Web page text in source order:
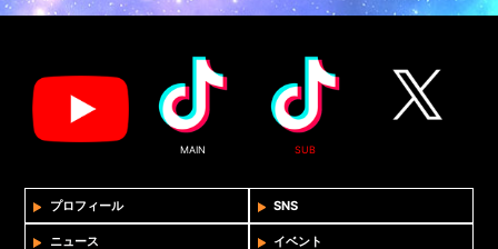
MAIN SUB
プロフィール SNS
ニュース イベント